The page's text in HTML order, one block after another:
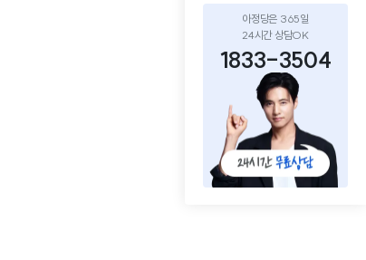
아정당은 365일
24시간 상담OK
1833-3504